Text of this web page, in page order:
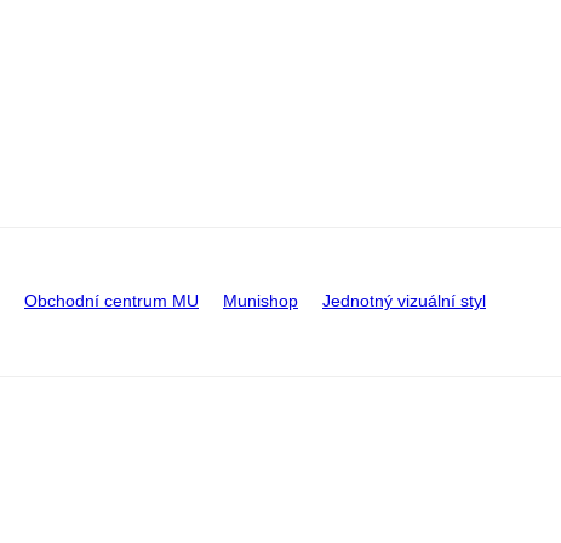
Obchodní centrum MU Munishop Jednotný vizuální styl